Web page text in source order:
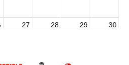
27 28 29 30